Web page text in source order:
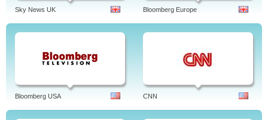
Sky News UK Bloomberg Europe
Bloomberg USA CNN